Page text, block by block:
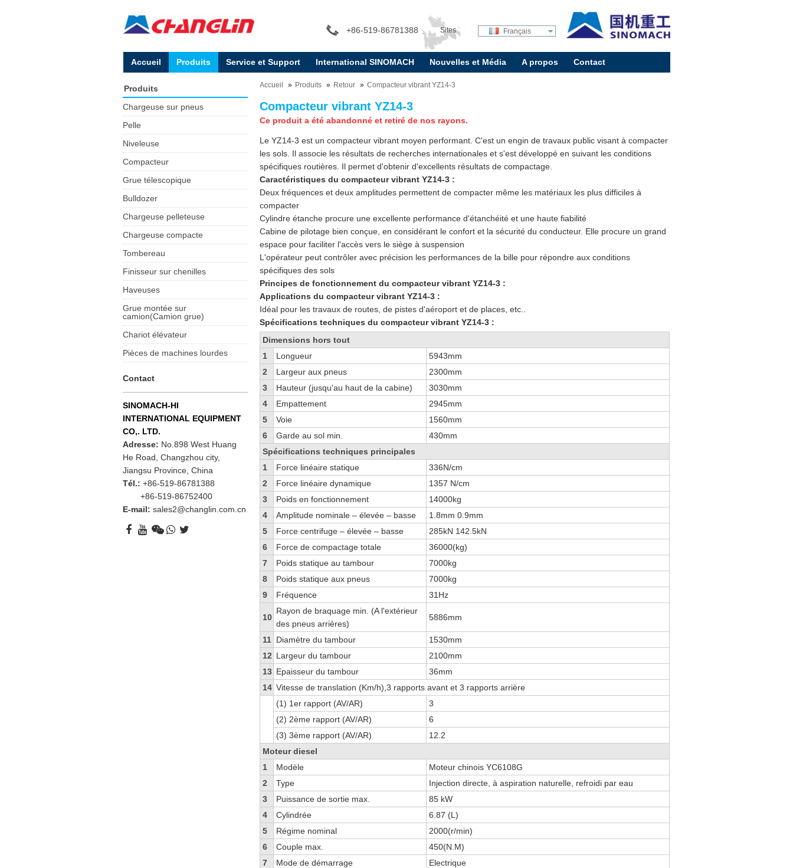
+86-519-86781388 Sites
internationaux:
Français
Accueil Produits Service et Support International SINOMACH Nouvelles et Média A propos Contact
Accueil Produits Retour Compacteur vibrant YZ14-3
Compacteur vibrant YZ14-3
Ce produit a été abandonné et retiré de nos rayons.
Le YZ14-3 est un compacteur vibrant moyen performant. C'est un engin de travaux public visant à compacter
les sols. Il associe les résultats de recherches internationales et s'est développé en suivant les conditions
spécifiques routières. Il permet d'obtenir d'excellents résultats de compactage.
Caractéristiques du compacteur vibrant YZ14-3 :
Deux fréquences et deux amplitudes permettent de compacter même les matériaux les plus difficiles à
compacter
Cylindre étanche procure une excellente performance d'étanchéité et une haute fiabilité
Cabine de pilotage bien conçue, en considérant le confort et la sécurité du conducteur. Elle procure un grand
espace pour faciliter l'accès vers le siège à suspension
L'opérateur peut contrôler avec précision les performances de la bille pour répondre aux conditions
spécifiques des sols
Principes de fonctionnement du compacteur vibrant YZ14-3 :
Applications du compacteur vibrant YZ14-3 :
Idéal pour les travaux de routes, de pistes d'aéroport et de places, etc..
Spécifications techniques du compacteur vibrant YZ14-3 :
Dimensions hors tout
1
Longueur
5943mm
2
Largeur aux pneus
2300mm
3
Hauteur (jusqu'au haut de la cabine)
3030mm
4
Empattement
2945mm
5
Voie
1560mm
6
Garde au sol min.
430mm
Spécifications techniques principales
1
Force linéaire statique
336N/cm
2
Force linéaire dynamique
1357 N/cm
3
Poids en fonctionnement
14000kg
4
Amplitude nominale – élevée – basse
1.8mm 0.9mm
5
Force centrifuge – élevée – basse
285kN 142.5kN
6
Force de compactage totale
36000(kg)
7
Poids statique au tambour
7000kg
8
Poids statique aux pneus
7000kg
9
Fréquence 31Hz
10
Rayon de braquage min. (A l'extérieur
des pneus arrières)
5886mm
11 Diamètre du tambour
1530mm
12 Largeur du tambour
2100mm
13 Epaisseur du tambour
36mm
14 Vitesse de translation (Km/h),3 rapports avant et 3 rapports arrière
(1) 1er rapport (AV/AR)
3
(2) 2ème rapport (AV/AR)
6
(3) 3ème rapport (AV/AR)
12.2
Moteur diesel
1
Modèle
Moteur chinois YC6108G
2
Type
Injection directe, à aspiration naturelle, refroidi par eau
3
Puissance de sortie max.
85 kW
4
Cylindrée
6.87 (L)
5
Régime nominal
2000(r/min)
6
Couple max.
450(N.M)
7
Mode de démarrage
Electrique
Produits
Chargeuse sur pneus
Pelle
Niveleuse
Compacteur
Grue télescopique
Bulldozer
Chargeuse pelleteuse
Chargeuse compacte
Tombereau
Finisseur sur chenilles
Haveuses
Grue montée sur
camion(Camion grue)
Chariot élévateur
Pièces de machines lourdes
Contact
SINOMACH-HI
INTERNATIONAL EQUIPMENT
CO,. LTD.
Adresse: No.898 West Huang
He Road, Changzhou city,
Jiangsu Province, China
Tél.: +86-519-86781388
+86-519-86752400
E-mail:sales2@changlin.com.cn